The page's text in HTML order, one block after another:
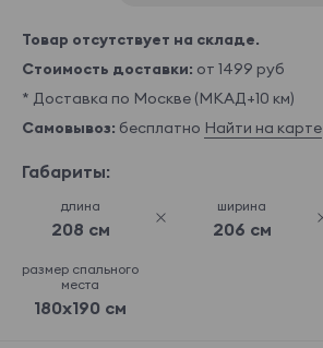
Товар отсутствует на складе.
Стоимость доставки: от 1499 руб
* Доставка по Москве (МКАД+10 км)
Самовывоз: бесплатно Найти на карте
Габариты:
длина
208 см
ширина
206 см
размер спального
места
180x190 см